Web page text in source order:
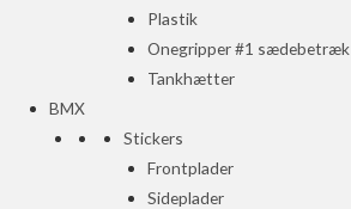
Plastik
Onegripper #1 sædebetræk
Tankhætter
BMX
Stickers
Frontplader
Sideplader